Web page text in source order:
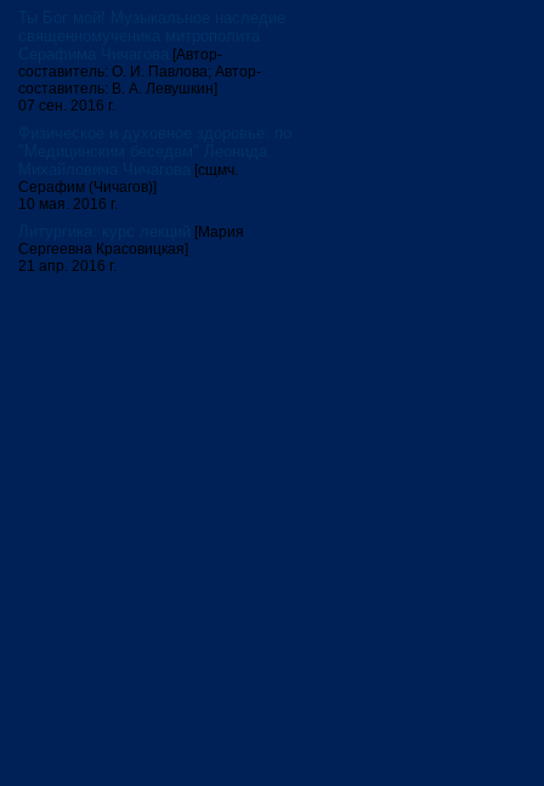
[Автор-
составитель: О. И. Павлова; Автор-
составитель: В. А. Левушкин]
07 сен. 2016 г.
[сщмч.
Серафим (Чичагов)]
10 мая. 2016 г.
[Мария
Сергеевна Красовицкая]
21 апр. 2016 г.